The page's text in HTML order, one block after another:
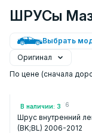
ШРУСы
Выбрать
Оригинал
По цене (сначала
В наличии: 3
Арт.: NPWMZ026
Шрус внутренний
(BK;BL) 2006-2012